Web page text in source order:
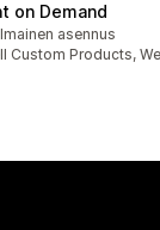
on Demand
yhteensäasennus
Custom Products,